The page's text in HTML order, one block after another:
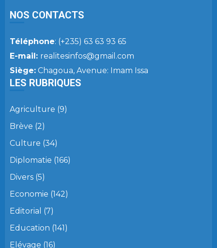
NOS CONTACTS
Téléphone: (+235) 63 63 93 65
E-mail: realitesinfos@gmail.com
Siège: Chagoua, Avenue: Imam Issa
LES RUBRIQUES
Agriculture (9)
Brève (2)
Culture (34)
Diplomatie (166)
Divers (5)
Economie (142)
Editorial (7)
Education (141)
Elévage (16)